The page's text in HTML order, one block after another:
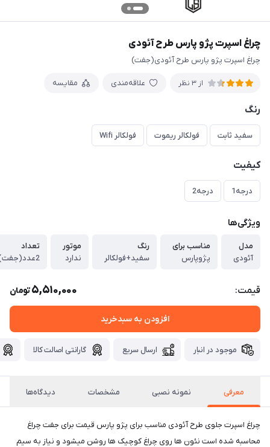
چراغ اسپرت پژو پارس طرح آئودی
چراغ اسپرت پژو پارس طرح آئودی(جفت)
از 3 نظر علاقه‌مندی مقایسه
رنگ
سفید ثابت فولکالر ریموت فولکالر Wifi
کیفیت
درجه1 درجه2
ویژگی‌ها
مدل
آئودی
مناسب برای
پژوپارس
رنگ
سفید+فولکالر
موتور
ندارد
تعداد
2عدد(جفت)
قیمت: 5,510,000تومان
افزودن به سبدخرید
موجود در انبار ارسال سریع گارانتی اصالت کالا
معرفی نمونه نصبی مشخصات دیدگاه‌ها
چراغ اسپرت جلوی طرح آئودی مناسب برای پژو پارس قیمت برای جفت چراغ
محاسبه شده است نئون ها روی چراغ کوچیک ها روشن میشود و نیاز به سیم